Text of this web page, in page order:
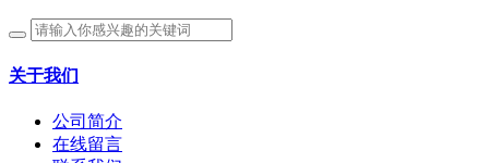
关于我们
公司简介
在线留言